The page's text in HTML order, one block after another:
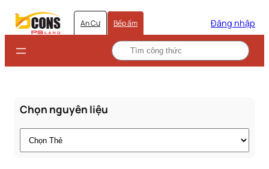
An Cư Bếp ấm Đăng nhập
Chọn nguyên liệu
Thẻ